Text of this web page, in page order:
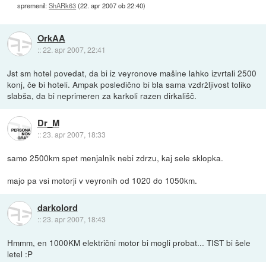
spremenil:ShARk63(22. apr 2007 ob 22:40)
OrkAA
::22. apr 2007, 22:41
Jst sm hotel povedat, da bi iz veyronove mašine lahko izvrtali 2500
konj, če bi hoteli. Ampak posledično bi bla sama vzdržljivost toliko
slabša, da bi neprimeren za karkoli razen dirkališč.
Dr_M
::23. apr 2007, 18:33
samo 2500km spet menjalnik nebi zdrzu, kaj sele sklopka.
majo pa vsi motorji v veyronih od 1020 do 1050km.
darkolord
::23. apr 2007, 18:43
Hmmm, en 1000KM električni motor bi mogli probat... TIST bi šele
letel :P